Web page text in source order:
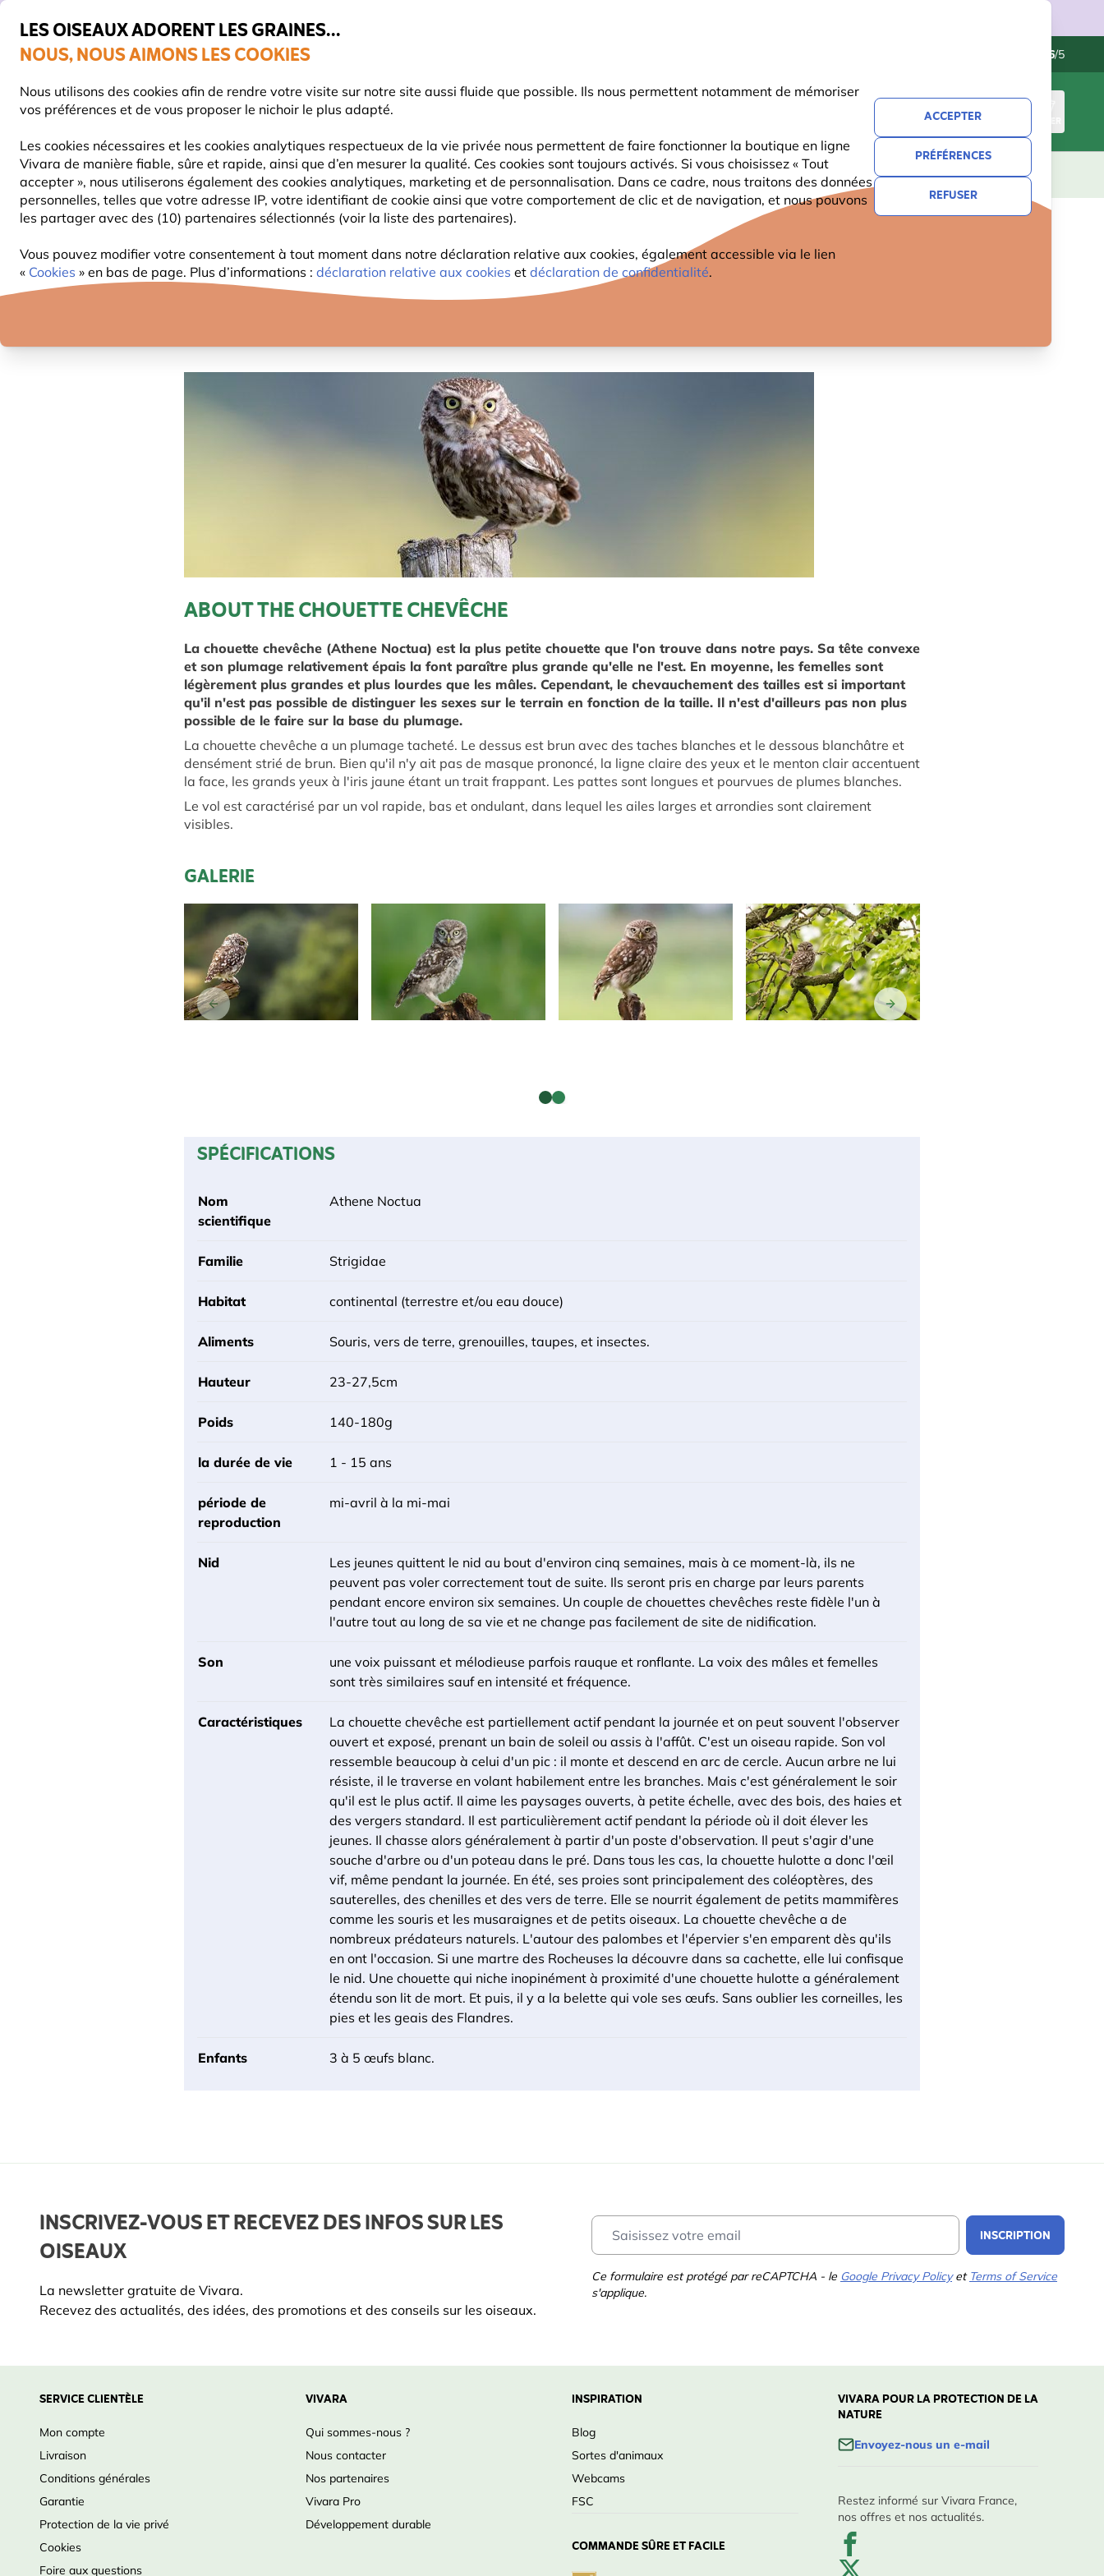
LES OISEAUX ADORENT LES GRAINES...
NOUS, NOUS AIMONS LES COOKIES
Nous utilisons des cookies afin de rendre votre visite sur notre site aussi fluide que possible. Ils nous permettent notamment de mémoriser
vos préférences et de vous proposer le nichoir le plus adapté.
Les cookies nécessaires et les cookies analytiques respectueux de la vie privée nous permettent de faire fonctionner la boutique en ligne
Vivara de manière fiable, sûre et rapide, ainsi que d’en mesurer la qualité. Ces cookies sont toujours activés. Si vous choisissez « Tout
accepter », nous utiliserons également des cookies analytiques, marketing et de personnalisation. Dans ce cadre, nous traitons des données
personnelles, telles que votre adresse IP, votre identifiant de cookie ainsi que votre comportement de clic et de navigation, et nous pouvons
les partager avec des (10) partenaires sélectionnés (voir la liste des partenaires).
Vous pouvez modifier votre consentement à tout moment dans notre déclaration relative aux cookies, également accessible via le lien
« Cookies » en bas de page. Plus d’informations : déclaration relative aux cookies et déclaration de confidentialité.
ACCEPTER
PRÉFÉRENCES
REFUSER
Livraison express gratuite dès 59 € 4.6/5
Chercher
CONNEXION
NOURRITURE MANGEOIRES NICHOIRS FAUNE PLANTES OBSERVATION ENFANTS CADEAUX NOUVEAUTÉS OFFRES
Blog Encyclopédie de la Faune Chouette Chevêche
CHOUETTE CHEVÊCHE
ABOUT THE CHOUETTE CHEVÊCHE
La chouette chevêche (Athene Noctua) est la plus petite chouette que l'on trouve dans notre pays. Sa tête convexe
et son plumage relativement épais la font paraître plus grande qu'elle ne l'est. En moyenne, les femelles sont
légèrement plus grandes et plus lourdes que les mâles. Cependant, le chevauchement des tailles est si important
qu'il n'est pas possible de distinguer les sexes sur le terrain en fonction de la taille. Il n'est d'ailleurs pas non plus
possible de le faire sur la base du plumage.
La chouette chevêche a un plumage tacheté. Le dessus est brun avec des taches blanches et le dessous blanchâtre et
densément strié de brun. Bien qu'il n'y ait pas de masque prononcé, la ligne claire des yeux et le menton clair accentuent
la face, les grands yeux à l'iris jaune étant un trait frappant. Les pattes sont longues et pourvues de plumes blanches.
Le vol est caractérisé par un vol rapide, bas et ondulant, dans lequel les ailes larges et arrondies sont clairement
visibles.
GALERIE
SPÉCIFICATIONS
Nom
scientifique
Athene Noctua
Familie Strigidae
Habitat continental (terrestre et/ou eau douce)
Aliments Souris, vers de terre, grenouilles, taupes, et insectes.
Hauteur 23-27,5cm
Poids 140-180g
la durée de vie 1 - 15 ans
période de
reproduction
mi-avril à la mi-mai
Nid
Les jeunes quittent le nid au bout d'environ cinq semaines, mais à ce moment-là, ils ne
peuvent pas voler correctement tout de suite. Ils seront pris en charge par leurs parents
pendant encore environ six semaines. Un couple de chouettes chevêches reste fidèle l'un à
l'autre tout au long de sa vie et ne change pas facilement de site de nidification.
Son
une voix puissant et mélodieuse parfois rauque et ronflante. La voix des mâles et femelles
sont très similaires sauf en intensité et fréquence.
Caractéristiques
La chouette chevêche est partiellement actif pendant la journée et on peut souvent l'observer
ouvert et exposé, prenant un bain de soleil ou assis à l'affût. C'est un oiseau rapide. Son vol
ressemble beaucoup à celui d'un pic : il monte et descend en arc de cercle. Aucun arbre ne lui
résiste, il le traverse en volant habilement entre les branches. Mais c'est généralement le soir
qu'il est le plus actif. Il aime les paysages ouverts, à petite échelle, avec des bois, des haies et
des vergers standard. Il est particulièrement actif pendant la période où il doit élever les
jeunes. Il chasse alors généralement à partir d'un poste d'observation. Il peut s'agir d'une
souche d'arbre ou d'un poteau dans le pré. Dans tous les cas, la chouette hulotte a donc l'œil
vif, même pendant la journée. En été, ses proies sont principalement des coléoptères, des
sauterelles, des chenilles et des vers de terre. Elle se nourrit également de petits mammifères
comme les souris et les musaraignes et de petits oiseaux. La chouette chevêche a de
nombreux prédateurs naturels. L'autour des palombes et l'épervier s'en emparent dès qu'ils
en ont l'occasion. Si une martre des Rocheuses la découvre dans sa cachette, elle lui confisque
le nid. Une chouette qui niche inopinément à proximité d'une chouette hulotte a généralement
étendu son lit de mort. Et puis, il y a la belette qui vole ses œufs. Sans oublier les corneilles, les
pies et les geais des Flandres.
Enfants 3 à 5 œufs blanc.
INSCRIVEZ-VOUS ET RECEVEZ DES INFOS SUR LES
OISEAUX
La newsletter gratuite de Vivara.
Recevez des actualités, des idées, des promotions et des conseils sur les oiseaux.
INSCRIPTION
Ce formulaire est protégé par reCAPTCHA - le Google Privacy Policyet Terms of Service
s'applique.
SERVICE CLIENTÈLE
Mon compte
Livraison
Conditions générales
Garantie
Protection de la vie privé
Cookies
Foire aux questions
VIVARA
Qui sommes-nous ?
Nous contacter
Nos partenaires
Vivara Pro
Développement durable
INSPIRATION
Blog
Sortes d'animaux
Webcams
FSC
COMMANDE SÛRE ET FACILE
VIVARA POUR LA PROTECTION DE LA
NATURE
Envoyez-nous un e-mail
Restez informé sur Vivara France,
nos offres et nos actualités.